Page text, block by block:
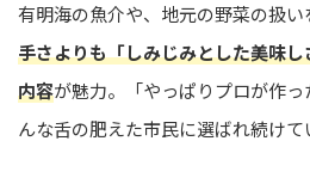
有明海の魚介や、地元の野菜の扱い
手さよりも「しみじみとした美味
内容が魅力。「やっぱりプロが作
んな舌の肥えた市民に選ばれ続けて